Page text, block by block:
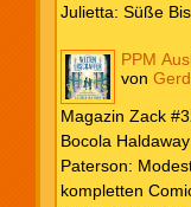
Julietta: Süße
PPM
von Gerd
Magazin Zack
Bocola
Paterson:
kompletten